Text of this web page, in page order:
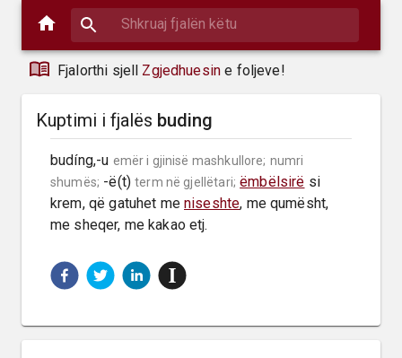
Fjalorthi sjell Zgjedhuesin e foljeve!
Kuptimi i fjalës buding
budíng,-u emër i gjinisë mashkullore; numri
shumës; -ë(t) term në gjellëtari; ëmbëlsirë si
krem, që gatuhet me niseshte, me qumësht,
me sheqer, me kakao etj.